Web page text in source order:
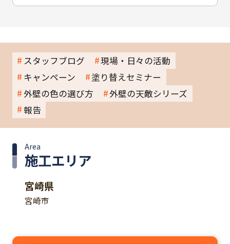
スタッフブログ
現場・日々の活動
キャンペーン
塗り替えセミナー
外壁の色の選び方
外壁の天敵シリーズ
報告
施工エリア
Area
宮崎県
宮崎市